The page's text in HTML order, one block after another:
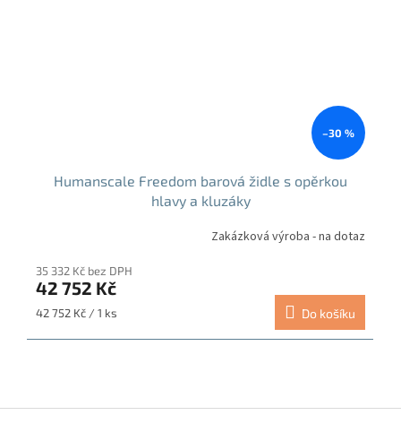
–30 %
Humanscale Freedom barová židle s opěrkou
hlavy a kluzáky
Zakázková výroba - na dotaz
35 332 Kč bez DPH
42 752 Kč
Měrná
42 752 Kč / 1 ks Do košíku